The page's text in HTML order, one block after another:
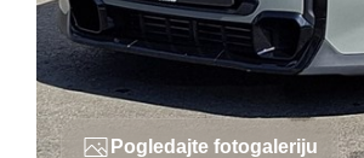
Pogledajte fotogaleriju